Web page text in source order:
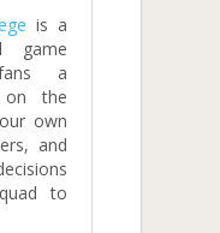
is a
game
a
on the
own
and
to